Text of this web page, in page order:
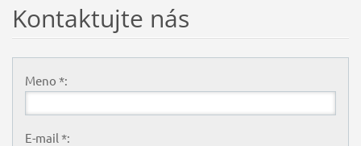
Kontaktujte nás
Meno *:
E-mail *: